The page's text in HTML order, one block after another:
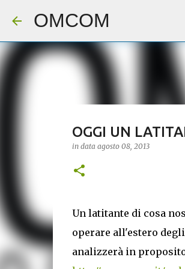
OMCOM
OGGI UN
in data agosto 08, 2013
Un latitante di cosa
operare all'estero
analizzerà in